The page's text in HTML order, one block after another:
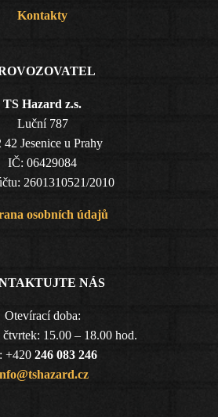
Kontakty
TS Hazard z.s.
Luční 787
42 Jesenice u Prahy
IČ: 06429084
2601310521/2010
osobních údajů
NÁS
Otevírací doba:
čtvrtek: 15.00 – 18.00 hod.
+420 246 083 246